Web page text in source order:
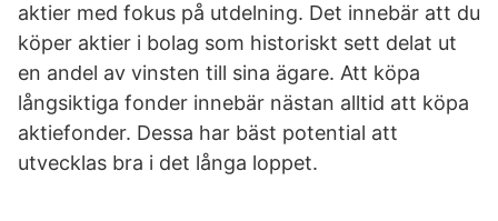
aktier med fokus på utdelning. Det innebär att du
köper aktier i bolag som historiskt sett delat ut
en andel av vinsten till sina ägare. Att köpa
långsiktiga fonder innebär nästan alltid att köpa
aktiefonder. Dessa har bäst potential att
utvecklas bra i det långa loppet.